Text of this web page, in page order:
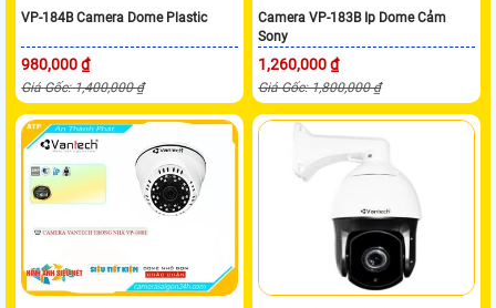
VP-184B Camera Dome Plastic
980,000 ₫
Giá Gốc: 1,400,000 ₫
Camera VP-183B Ip Dome Cảm
Sony
1,260,000 ₫
Giá Gốc: 1,800,000 ₫